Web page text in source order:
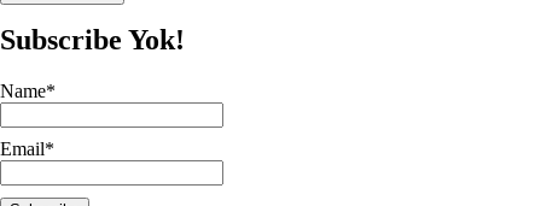
Subscribe Yok!
Name*
Email*